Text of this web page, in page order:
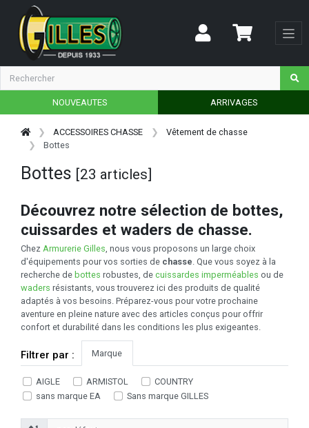
NOUVEAUTES ARRIVAGES
ACCESSOIRES CHASSE
Vêtement de chasse
Bottes
Bottes [23 articles]
Découvrez notre sélection de bottes,
cuissardes et waders de chasse.
Chez Armurerie Gilles, nous vous proposons un large choix
d'équipements pour vos sorties de chasse. Que vous soyez à la
recherche de bottes robustes, de cuissardes imperméables ou de
waders résistants, vous trouverez ici des produits de qualité
adaptés à vos besoins. Préparez-vous pour votre prochaine
aventure en pleine nature avec des articles conçus pour offrir
confort et durabilité dans les conditions les plus exigeantes.
Filtrer par : Marque
AIGLE ARMISTOL
COUNTRY
sans marque EA
Sans marque GILLES